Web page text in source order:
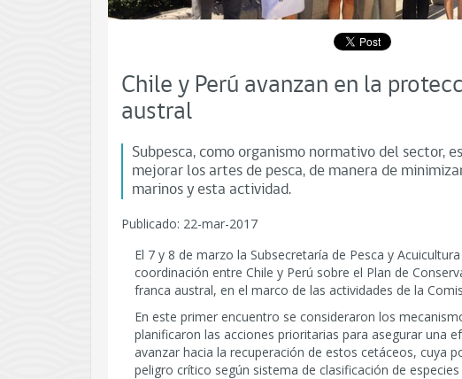
Chile y Perú avanzan en la
austral
Subpesca, como organismo normativo del sector,
mejorar los artes de pesca, de manera de
marinos y esta actividad.
Publicado: 22-mar-2017
El 7 y 8 de marzo la Subsecretaría de Pesca y
coordinación entre Chile y Perú sobre el Plan de
franca austral, en el marco de las actividades de la
En este primer encuentro se consideraron los
planificaron las acciones prioritarias para asegurar una
avanzar hacia la recuperación de estos cetáceos, cuya
peligro crítico según sistema de clasificación de